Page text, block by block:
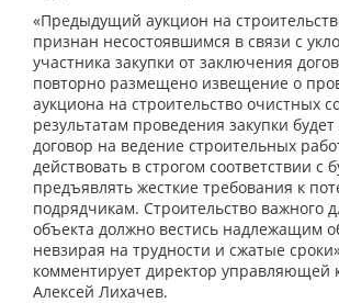
«Предыдущий аукцион на
признан несостоявшимся в связи с
участника закупки от заключения
повторно размещено извещение о
аукциона на строительство очистных
результатам проведения закупки
договор на ведение строительных
действовать в строгом соответствии с
предъявлять жесткие требования к
подрядчикам. Строительство важного
объекта должно вестись надлежащим
невзирая на трудности и сжатые
комментирует директор управляющей
Алексей Лихачев.